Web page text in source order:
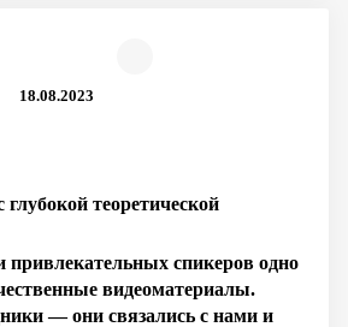
18.08.2023
теоретической
спикеров одно
видеоматериалы.
— они связались с нами и